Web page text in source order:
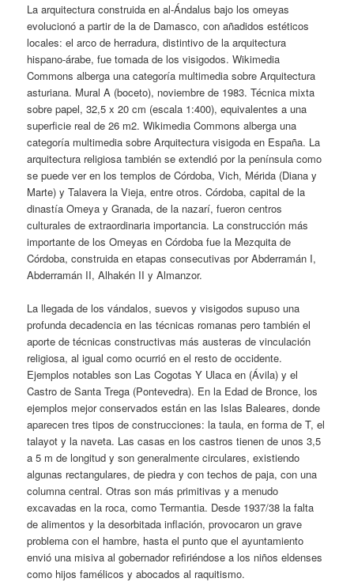
La arquitectura construida en al-Ándalus bajo los omeyas
evolucionó a partir de la de Damasco, con añadidos estéticos
locales: el arco de herradura, distintivo de la arquitectura
hispano-árabe, fue tomada de los visigodos. Wikimedia
Commons alberga una categoría multimedia sobre Arquitectura
asturiana. Mural A (boceto), noviembre de 1983. Técnica mixta
sobre papel, 32,5 x 20 cm (escala 1:400), equivalentes a una
superficie real de 26 m2. Wikimedia Commons alberga una
categoría multimedia sobre Arquitectura visigoda en España. La
arquitectura religiosa también se extendió por la península como
se puede ver en los templos de Córdoba, Vich, Mérida (Diana y
Marte) y Talavera la Vieja, entre otros. Córdoba, capital de la
dinastía Omeya y Granada, de la nazarí, fueron centros
culturales de extraordinaria importancia. La construcción más
importante de los Omeyas en Córdoba fue la Mezquita de
Córdoba, construida en etapas consecutivas por Abderramán I,
Abderramán II, Alhakén II y Almanzor.
La llegada de los vándalos, suevos y visigodos supuso una
profunda decadencia en las técnicas romanas pero también el
aporte de técnicas constructivas más austeras de vinculación
religiosa, al igual como ocurrió en el resto de occidente.
Ejemplos notables son Las Cogotas Y Ulaca en (Ávila) y el
Castro de Santa Trega (Pontevedra). En la Edad de Bronce, los
ejemplos mejor conservados están en las Islas Baleares, donde
aparecen tres tipos de construcciones: la taula, en forma de T, el
talayot y la naveta. Las casas en los castros tienen de unos 3,5
a 5 m de longitud y son generalmente circulares, existiendo
algunas rectangulares, de piedra y con techos de paja, con una
columna central. Otras son más primitivas y a menudo
excavadas en la roca, como Termantia. Desde 1937/38 la falta
de alimentos y la desorbitada inflación, provocaron un grave
problema con el hambre, hasta el punto que el ayuntamiento
envió una misiva al gobernador refiriéndose a los niños eldenses
como hijos famélicos y abocados al raquitismo.